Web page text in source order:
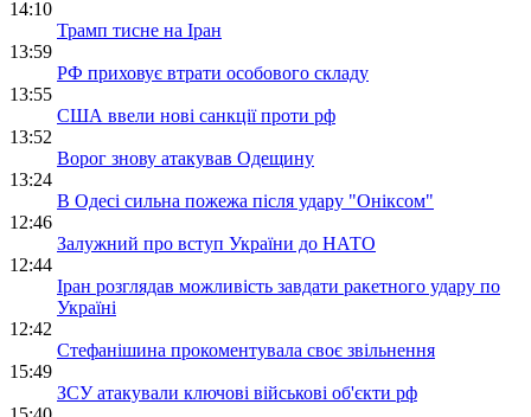
14:10
Трамп тисне на Іран
13:59
РФ приховує втрати особового складу
13:55
США ввели нові санкції проти рф
13:52
Ворог знову атакував Одещину
13:24
В Одесі сильна пожежа після удару "Оніксом"
12:46
Залужний про вступ України до НАТО
12:44
Іран розглядав можливість завдати ракетного удару по
Україні
12:42
Стефанішина прокоментувала своє звільнення
15:49
ЗСУ атакували ключові військові об'єкти рф